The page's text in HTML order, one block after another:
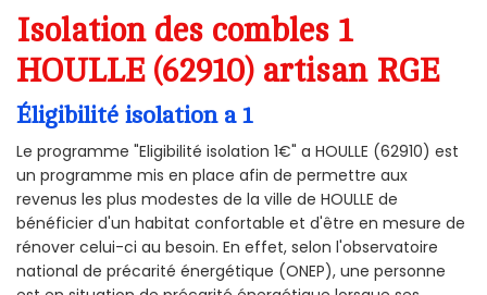
Isolation des combles 1
HOULLE (62910) artisan RGE
Éligibilité isolation a 1
Le programme "Eligibilité isolation 1€" a HOULLE (62910) est
un programme mis en place afin de permettre aux
revenus les plus modestes de la ville de HOULLE de
bénéficier d'un habitat confortable et d'être en mesure de
rénover celui-ci au besoin. En effet, selon l'observatoire
national de précarité énergétique (ONEP), une personne